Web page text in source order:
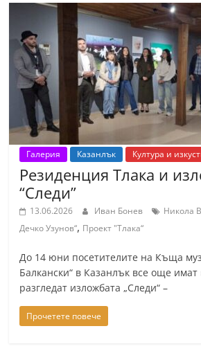
и
о
т
К
а
з
а
н
л
ъ
и
б
л
с
Галерия Казанлък Култура и
Резиденция Тлака и
“Следи”
13.06.2026 Иван Бонев Никола
Дечко Узунов“, Проект "Тлака“
До 14 юни посетителите на Къща
Балкански“ в Казанлък все още
разгледат изложбата „Следи“ –
Прочетете повече